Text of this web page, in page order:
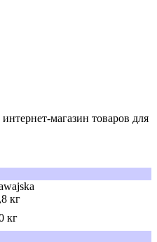
магазин товаров для
кг
кг